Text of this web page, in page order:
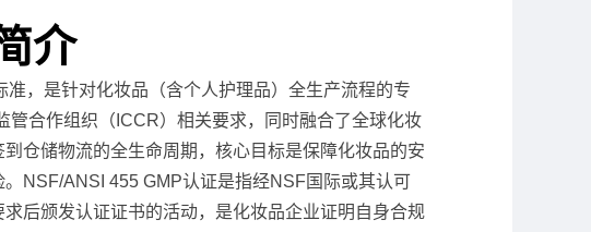
介
，是针对化妆品（含个人护理品）全生产流程的专
合作组织（ICCR）相关要求，同时融合了全球化妆
仓储物流的全生命周期，核心目标是保障化妆品的安
NSF/ANSI 455 GMP认证是指经NSF国际或其认可
后颁发认证证书的活动，是化妆品企业证明自身合规